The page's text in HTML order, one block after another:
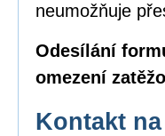
neumožňuje
Odesílání
omezení
Kontakt